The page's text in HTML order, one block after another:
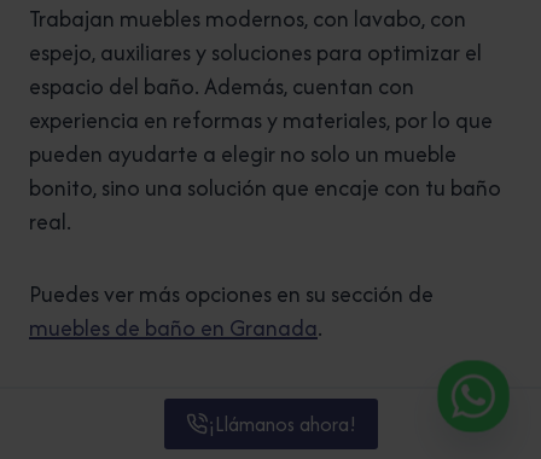
Trabajan muebles modernos, con lavabo, con
espejo, auxiliares y soluciones para optimizar el
espacio del baño. Además, cuentan con
experiencia en reformas y materiales, por lo que
pueden ayudarte a elegir no solo un mueble
bonito, sino una solución que encaje con tu baño
real.
Puedes ver más opciones en su sección de
muebles de baño en Granada.
Conclusión: las tendencias de 2026
¡Llámanos ahora!